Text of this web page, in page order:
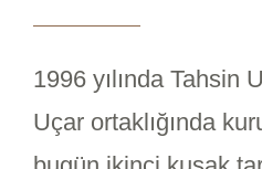
1996 yılında Tahsin
Uçar ortaklığında